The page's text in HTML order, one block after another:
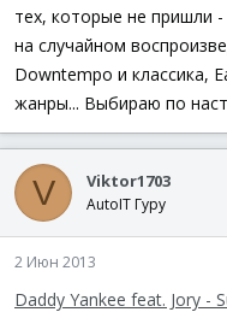
тех, которые не пришли
на случайном
Downtempo и классика,
жанры... Выбираю по
V Viktor1703
AutoIT Гуру
2 Июн 2013
Daddy Yankee feat. Jory -